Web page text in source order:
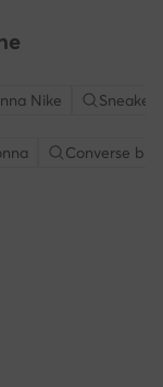
Nike
Converse